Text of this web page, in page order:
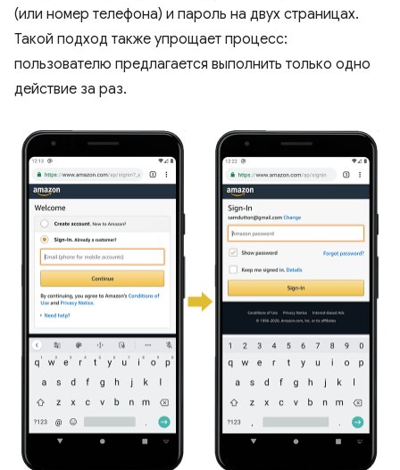
(или номер телефона) и пароль на двух страницах.
Такой подход также упрощает процесс:
пользователю предлагается выполнить только одно
действие за раз.